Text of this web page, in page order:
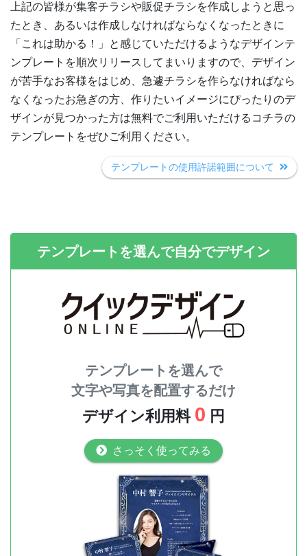
上記の皆様が集客チラシや販促チラシを作成しようと思っ
たとき、あるいは作成しなければならなくなったときに
「これは助かる！」と感じていただけるようなデザインテ
ンプレートを順次リリースしてまいりますので、デザイン
が苦手なお客様をはじめ、急遽チラシを作らなければなら
なくなったお急ぎの方、作りたいイメージにぴったりのデ
ザインが見つかった方は無料でご利用いただけるコチラの
テンプレートをぜひご利用ください。
テンプレートの使用許諾範囲について
テンプレートを選んで自分でデザイン
テンプレートを選んで
文字や写真を配置するだけ
デザイン利用料 0 円
さっそく使ってみる